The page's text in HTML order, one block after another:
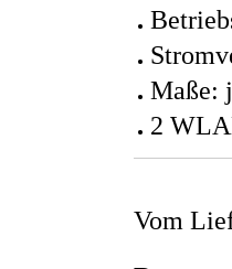
Maße:
2
Vom